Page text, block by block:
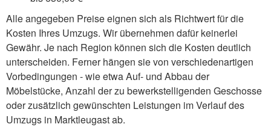
Alle angegeben Preise eignen sich als Richtwert für die
Kosten Ihres Umzugs. Wir übernehmen dafür keinerlei
Gewähr. Je nach Region können sich die Kosten deutlich
unterscheiden. Ferner hängen sie von verschiedenartigen
Vorbedingungen - wie etwa Auf- und Abbau der
Möbelstücke, Anzahl der zu bewerkstelligenden Geschosse
oder zusätzlich gewünschten Leistungen im Verlauf des
Umzugs in Marktleugast ab.